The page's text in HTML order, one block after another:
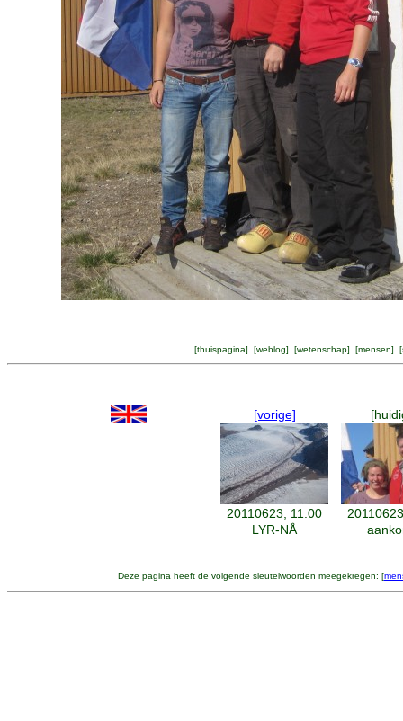
[thuispagina] [weblog] [wetenschap] [mensen] [
[vorige]
20110623, 11:00
LYR-NÅ
Deze pagina heeft de volgende sleutelwoorden meegekregen: [